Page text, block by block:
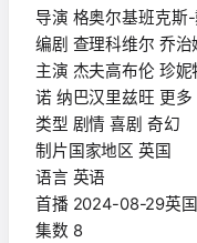
导演 格奥尔基班克斯
编剧 查理科维尔 乔治
主演 杰夫高布伦 珍
诺 纳巴汉里兹旺 更多
类型 剧情 喜剧 奇幻
制片国家地区 英国
语言 英语
首播 2024-08-29英国
集数 8